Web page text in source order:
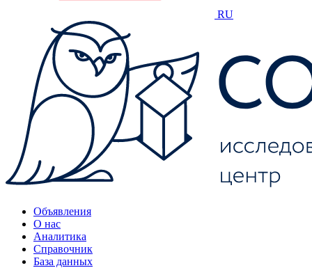
RU
Объявления
О нас
Аналитика
Справочник
База данных